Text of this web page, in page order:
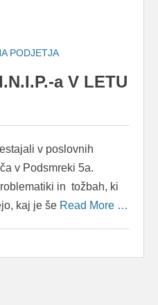
PODJETJA
a V LETU
v poslovnih
v Podsmreki 5a.
in tožbah, ki
kaj je še Read More …